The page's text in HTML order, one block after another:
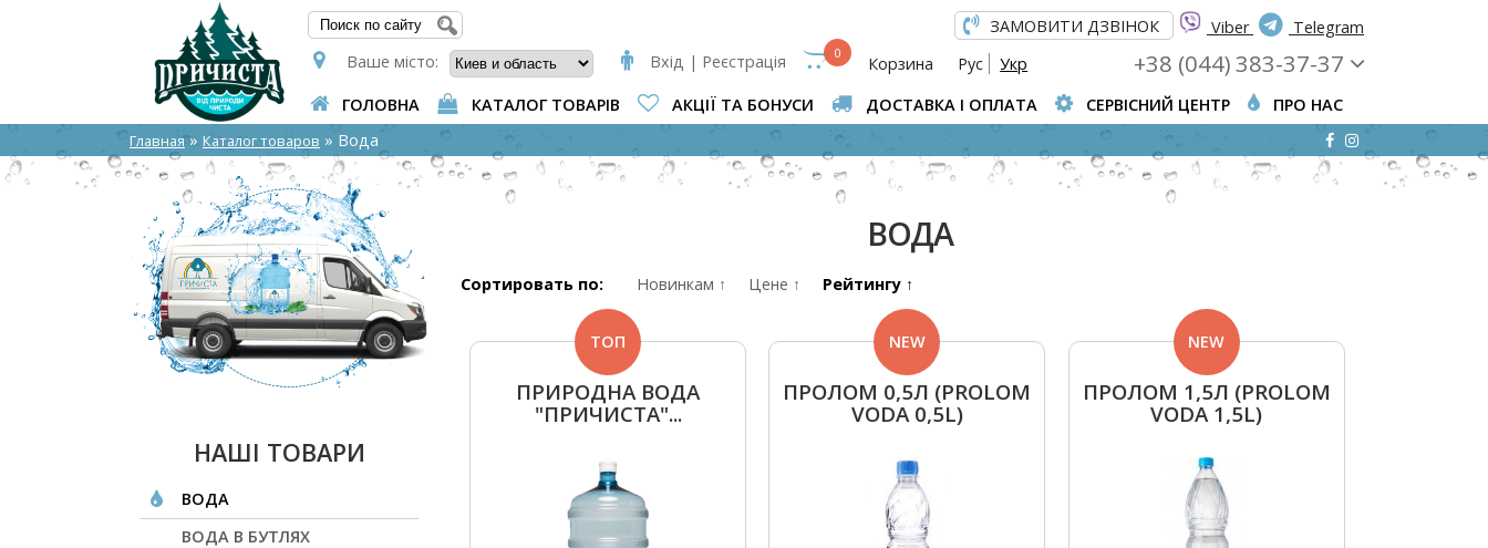
ПОШУКОВА ФОРМА Viber Telegram
ЗАМОВИТИ ДЗВІНОК
Ваше місто:
Вхід | Реєстрація 0
Корзина Рус Укр +38 (044) 383-37-37
ГОЛОВНА КАТАЛОГ ТОВАРІВ АКЦІЇ ТА БОНУСИ ДОСТАВКА І ОПЛАТА СЕРВІСНИЙ ЦЕНТР ПРО НАС
Главная » Каталог товаров » Вода
НАШІ ТОВАРИ
ВОДА
ВОДА В БУТЛЯХ
ВОДА
Сортировать по: Новинкам ↑ Цене ↑ Рейтингу ↑
ПРИРОДНА ВОДА
"ПРИЧИСТА"...
ТОП
ПРОЛОМ 0,5Л (PROLOM
VODA 0,5L)
NEW
ПРОЛОМ 1,5Л (PROLOM
VODA 1,5L)
NEW